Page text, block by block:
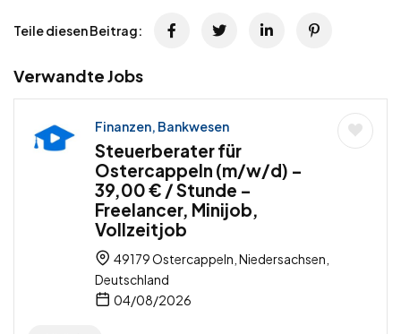
Teile diesen Beitrag:
Verwandte Jobs
Finanzen, Bankwesen
Steuerberater für
Ostercappeln (m/w/d) –
39,00 € / Stunde –
Freelancer, Minijob,
Vollzeitjob
49179 Ostercappeln, Niedersachsen,
Deutschland
04/08/2026